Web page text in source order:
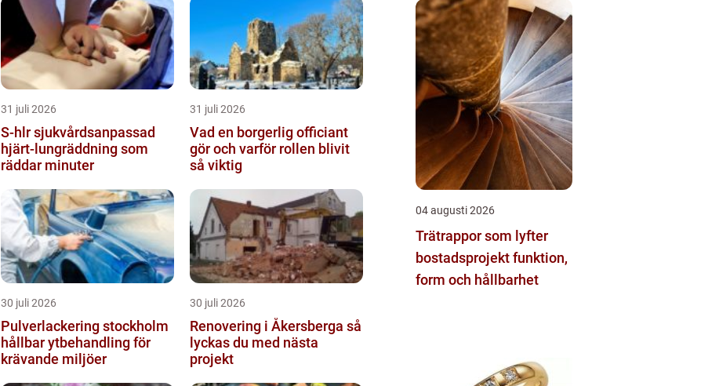
31 juli 2026
S-hlr sjukvårdsanpassad
hjärt-lungräddning som
räddar minuter
31 juli 2026
Vad en borgerlig officiant
gör och varför rollen blivit
så viktig
30 juli 2026
Pulverlackering stockholm
hållbar ytbehandling för
krävande miljöer
30 juli 2026
Renovering i Åkersberga så
lyckas du med nästa
projekt
04 augusti 2026
Trätrappor som lyfter
bostadsprojekt funktion,
form och hållbarhet